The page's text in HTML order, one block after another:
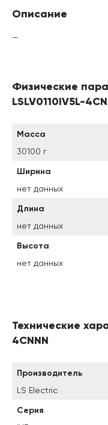
Описание
—
Физические
LSLV0110IV5L-
Масса
30100 г
Ширина
нет данных
Длина
нет данных
Высота
нет данных
Технические
4CNNN
Производитель
LS Electric
Серия